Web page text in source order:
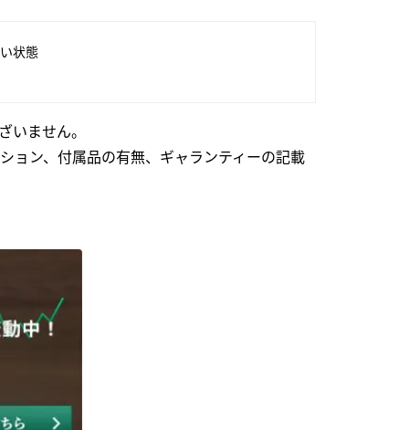
状態
いません。
ョン、付属品の有無、ギャランティーの記載